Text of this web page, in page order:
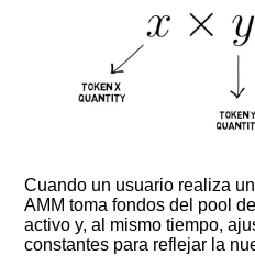
Cuando un usuario realiza
AMM toma fondos del pool
activo y, al mismo tiempo,
constantes para reflejar la